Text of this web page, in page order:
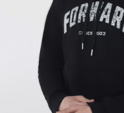
Нижегородская область (1)
Новосибирская область (3)
Омская область (5)
Республика Башкортостан (3)
Республика Крым (1)
Республика Татарстан (2)
Ростовская область (2)
Самарская область (1)